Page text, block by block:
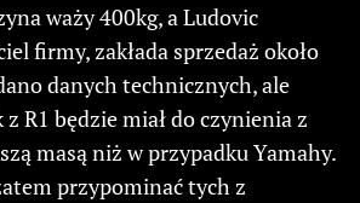
waży 400kg, a Ludovic
firmy, zakłada sprzedaż około
danych technicznych, ale
R1 będzie miał do czynienia z
masą niż w przypadku Yamahy.
przypominać tych z